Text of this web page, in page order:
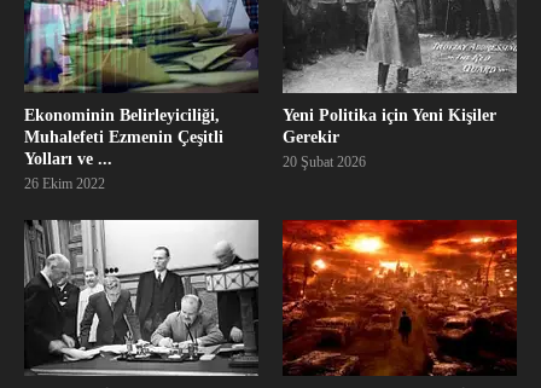
Ekonominin Belirleyiciliği,
Muhalefeti Ezmenin Çeşitli
Yolları ve ...
26 Ekim 2022
Yeni Politika için Yeni Kişiler
Gerekir
20 Şubat 2026